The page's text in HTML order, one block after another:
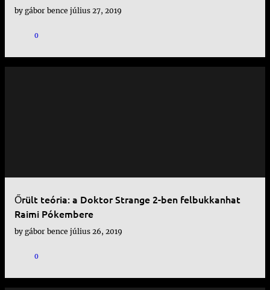
by gábor bence július 27, 2019
0
Őrült teória: a Doktor Strange 2-ben felbukkanhat
Raimi Pókembere
by gábor bence július 26, 2019
0